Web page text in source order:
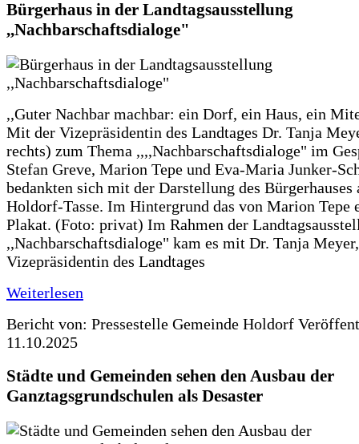
Bürgerhaus in der Landtagsausstellung
,,Nachbarschaftsdialoge"
,,Guter Nachbar machbar: ein Dorf, ein Haus, ein
Mit der Vizepräsidentin des Landtages Dr. Tanja
rechts) zum Thema ,,,,Nachbarschaftsdialoge" im
Stefan Greve, Marion Tepe und Eva-Maria Junker-
bedankten sich mit der Darstellung des Bürgerhauses
Holdorf-Tasse. Im Hintergrund das von Marion Tepe
Plakat. (Foto: privat) Im Rahmen der
,,Nachbarschaftsdialoge" kam es mit Dr. Tanja Meyer,
Vizepräsidentin des Landtages
Weiterlesen
Bericht von: Pressestelle Gemeinde Holdorf
11.10.2025
Städte und Gemeinden sehen den Ausbau der
Ganztagsgrundschulen als Desaster